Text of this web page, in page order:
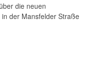
die neuen
der Mansfelder Straße